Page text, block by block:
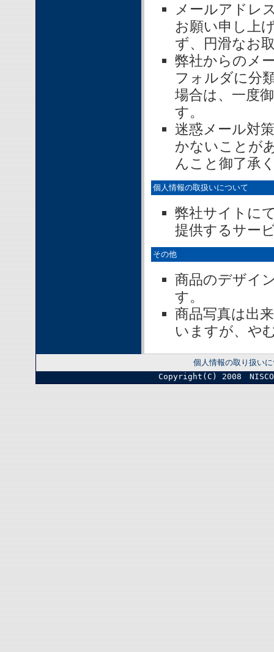
メールアドレ
お願い申し上
ず、円滑なお
弊社からのメ
フォルダに分
場合は、一度
す。
迷惑メール対
かないことが
んこと御了承
個人情報の取扱いについて
弊社サイトに
提供するサー
その他
商品のデザイ
す。
商品写真は出
いますが、や
個人情報の取り扱い
Copyright(C) 2008